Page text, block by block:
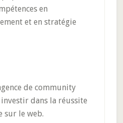
en
et en stratégie
de community
investir dans la réussite
sur le web.